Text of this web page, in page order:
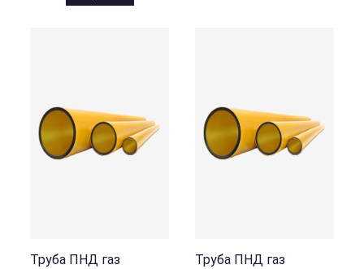
Труба ПНД газ
Труба ПНД газ